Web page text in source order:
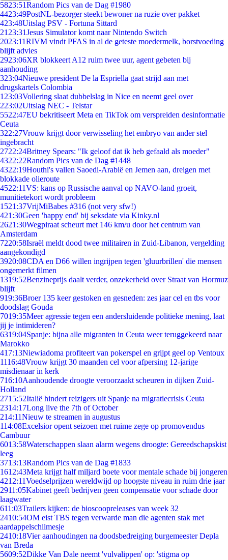
5823:51Random Pics van de Dag #1980
4423:49PostNL-bezorger steekt bewoner na ruzie over pakket
423:48Uitslag PSV - Fortuna Sittard
21 23:31Jesus Simulator komt naar Nintendo Switch
2023:11RIVM vindt PFAS in al de geteste moedermelk, borstvoeding
blijft advies
2923:06XR blokkeert A12 ruim twee uur, agent gebeten bij
aanhouding
323:04Nieuwe president De la Espriella gaat strijd aan met
drugskartels Colombia
1 23:03Vollering slaat dubbelslag in Nice en neemt geel over
223:02Uitslag NEC - Telstar
5522:47EU bekritiseert Meta en TikTok om verspreiden desinformatie
Ceuta
322:27Vrouw krijgt door verwisseling het embryo van ander stel
ingebracht
2722:24Britney Spears: "Ik geloof dat ik heb gefaald als moeder"
4322:22Random Pics van de Dag #1448
4322:19Houthi's vallen Saoedi-Arabië en Jemen aan, dreigen met
blokkade olieroute
4522:11VS: kans op Russische aanval op NAVO-land groeit,
munitietekort wordt probleem
1521:37VrijMiBabes #316 (not very sfw!)
421:30Geen 'happy end' bij seksdate via Kinky.nl
2621:30Wegpiraat scheurt met 146 km/u door het centrum van
Amsterdam
7220:58Israël meldt dood twee militairen in Zuid-Libanon, vergelding
aangekondigd
3920:08CDA en D66 willen ingrijpen tegen 'gluurbrillen' die mensen
ongemerkt filmen
1319:52Benzineprijs daalt verder, onzekerheid over Straat van Hormuz
blijft
919:36Broer 135 keer gestoken en gesneden: zes jaar cel en tbs voor
doodslag Gouda
7019:35Meer agressie tegen een andersluidende politieke mening, laat
jij je intimideren?
6319:04Spanje: bijna alle migranten in Ceuta weer teruggekeerd naar
Marokko
417:13Niewiadoma profiteert van pokerspel en grijpt geel op Ventoux
1116:48Vrouw krijgt 30 maanden cel voor afpersing 12-jarige
misdienaar in kerk
716:10Aanhoudende droogte veroorzaakt scheuren in dijken Zuid-
Holland
2715:52Italië hindert reizigers uit Spanje na migratiecrisis Ceuta
2314:17Long live the 7th of October
214:11Nieuw te streamen in augustus
114:08Excelsior opent seizoen met ruime zege op promovendus
Cambuur
6013:58Waterschappen slaan alarm wegens droogte: Gereedschapskist
leeg
3713:13Random Pics van de Dag #1833
1612:43Meta krijgt half miljard boete voor mentale schade bij jongeren
4212:11Voedselprijzen wereldwijd op hoogste niveau in ruim drie jaar
2911:05Kabinet geeft bedrijven geen compensatie voor schade door
laagwater
611:03Trailers kijken: de bioscoopreleases van week 32
2410:54OM eist TBS tegen verwarde man die agenten stak met
aardappelschilmesje
2410:18Vier aanhoudingen na doodsbedreiging burgemeester Depla
van Breda
5609:52Dikke Van Dale neemt 'vulvalippen' op: 'stigma op